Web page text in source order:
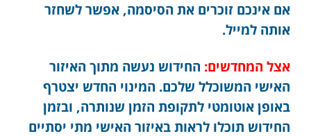
אם אינכם זוכרים את הסיסמה, אפשר לשחזר
אותה למייל.
אצל המחדשים: החידוש נעשה מתוך האיזור
האישי המשוכלל שלכם. המינוי החדש יצטרף
באופן אוטומטי לתקופת הזמן שנותרה, ובזמן
החידוש תוכלו לראות באיזור האישי מתי יסתיים